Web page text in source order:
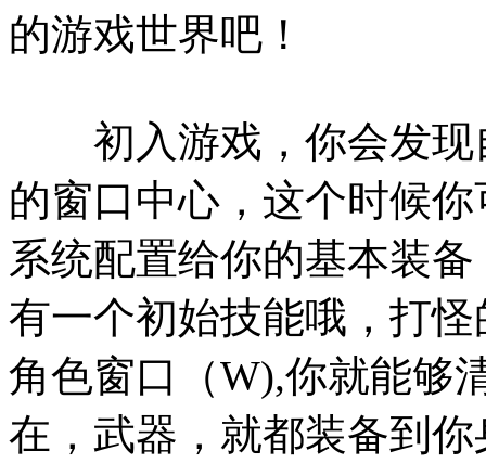
的游戏世界吧！
初入游戏，你会发现
的窗口中心，这个时候
系统配置给你的基本装
有一个初始技能哦，打
角色窗口（W),你就能够
在，武器，就都装备到